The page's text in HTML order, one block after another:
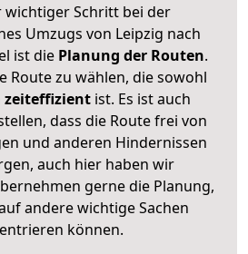
wichtiger Schritt bei der
Umzugs von Leipzig nach
ist diePlanung der Routen.
Route zu wählen, die sowohl
zeiteffizientist. Es ist auch
dass die Route frei von
und anderen Hindernissen
auch hier haben wir
gerne die Planung,
andere wichtige Sachen
können.